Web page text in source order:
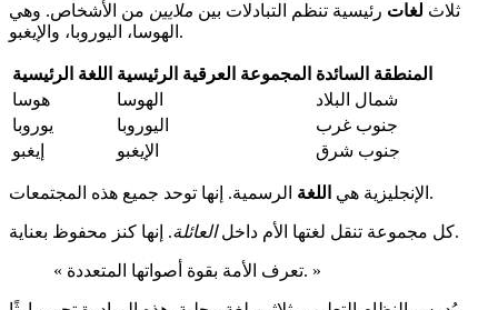
ثلاث لغات رئيسية تنظم التبادلات بين ملايين من الأشخاص. وهي
الهوسا، اليوروبا، والإيغبو.
اللغة الرئيسية المجموعة العرقية الرئيسية المنطقة السائدة
هوسا
الهوسا
شمال البلاد
يوروبا
اليوروبا
جنوب غرب
إيغبو
الإيغبو جنوب شرق
الإنجليزية هي اللغة الرسمية. إنها توحد جميع هذه المجتمعات.
كل مجموعة تنقل لغتها الأم داخلالعائلة . إنها كنز محفوظ بعناية.
« تعرف الأمة بقوة أصواتها المتعددة. »